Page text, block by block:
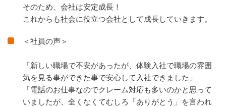
そのため、会社は安定成長！
これからも社会に役立つ会社として成長していきます。
＜社員の声＞
「新しい職場で不安があったが、体験入社で職場の雰囲
気を見る事ができた事で安心して入社できました」
「電話のお仕事なのでクレーム対応も多いのかと思って
いましたが、全くなくてむしろ「ありがとう」を言われ